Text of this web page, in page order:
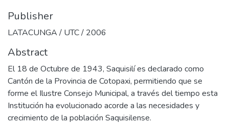
Publisher
LATACUNGA / UTC / 2006
Abstract
El 18 de Octubre de 1943, Saquisilí es declarado como
Cantón de la Provincia de Cotopaxi, permitiendo que se
forme el Ilustre Consejo Municipal, a través del tiempo esta
Institución ha evolucionado acorde a las necesidades y
crecimiento de la población Saquisilense.